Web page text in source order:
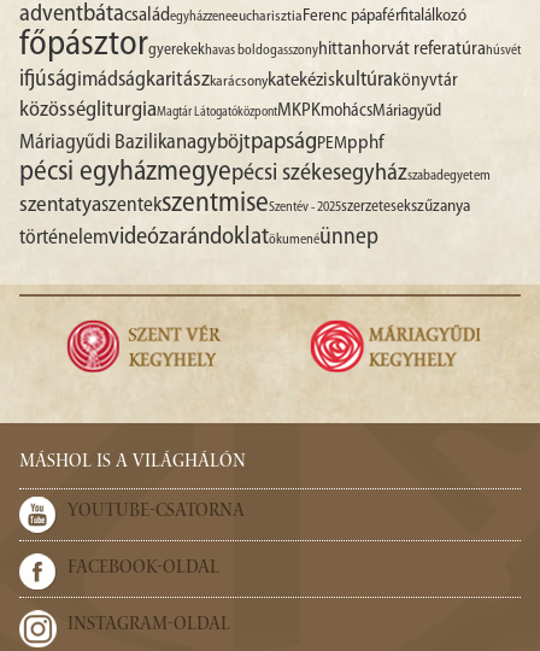
adventbátacsaládegyházzeneeucharisztia Ferenc pápaférfitalálkozó
főpásztorgyerekekhavas boldogasszonyhittanhorvát referatúrahúsvét
ifjúságimádságkaritászkarácsonykatekéziskultúra könyvtár
közösségliturgiaMagtár LátogatóközpontMKPKmohácsMáriagyűd
Máriagyűdi Bazilikanagyböjtpapság PEMpphf
pécsi egyházmegyepécsi székesegyházszabadegyetem
szentatyaszentekszentmiseSzentév - 2025szerzetesekszűzanya
történelemvideózarándoklatökumenéünnep
MÁSHOL IS A VILÁGHÁLÓN
YOUTUBE-CSATORNA
FACEBOOK-OLDAL
INSTAGRAM-OLDAL